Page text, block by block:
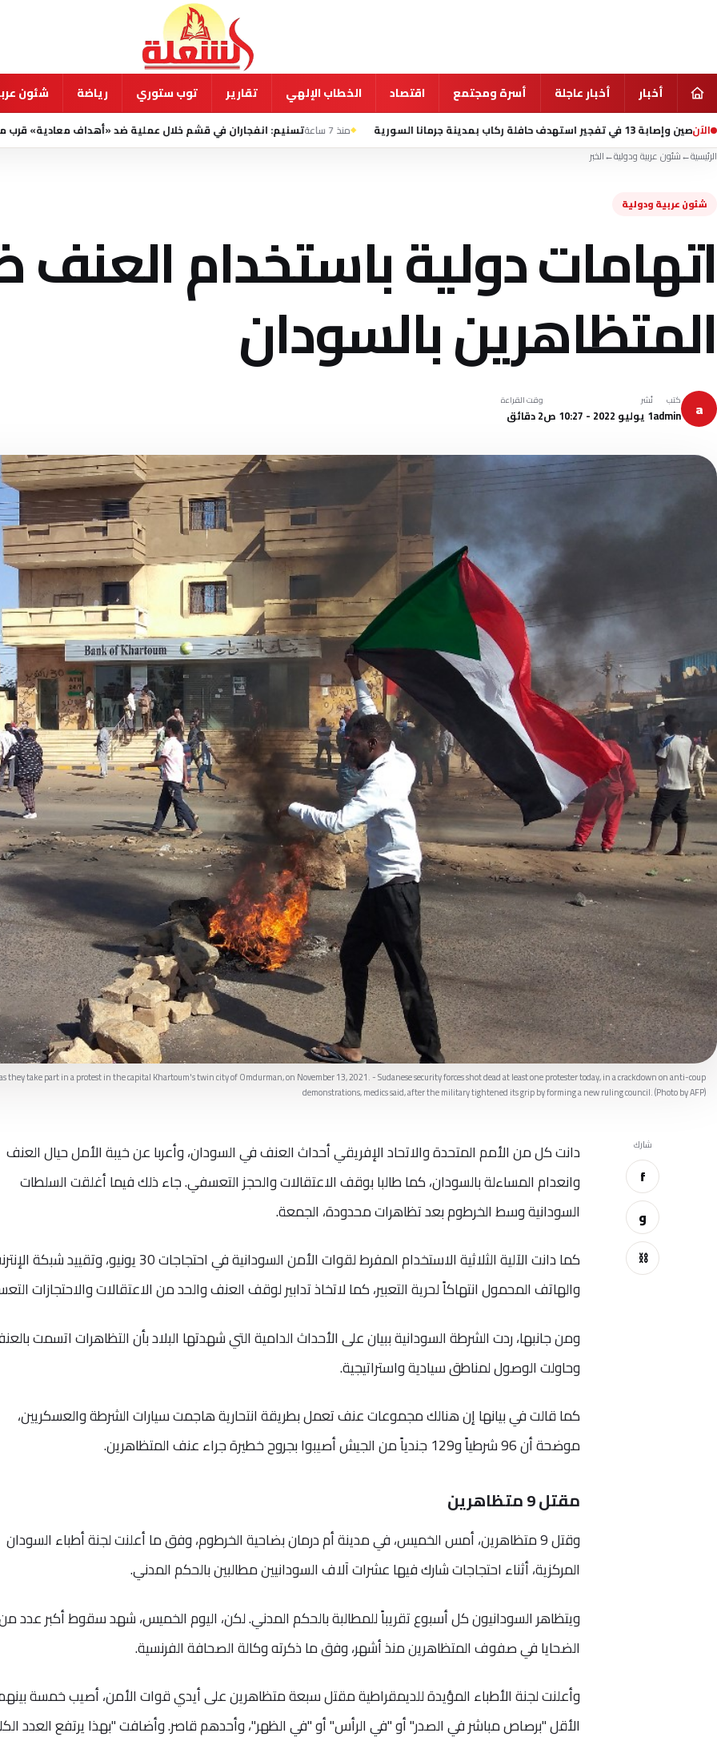
أخبار أخبار عاجلة أسرة ومجتمع اقتصاد الخطاب الإلهي تقارير توب ستوري رياضة شئون
الآن منذ 7 ساعة تسنيم: انفجاران في قشم خلال عملية ضد «أهداف معادية» قرب مضيق هرمز منذ 8
الرئيسية←شئون عربية ودولية←الخبر
شئون عربية ودولية
اتهامات دولية باستخدام
المتظاهرين بالسودان
a كتب
admin
نُشر
1 يوليو 2022 - 10:27 ص
وقت القراءة
2 دقائق
they take part in a protest in the capital Khartoum's twin city of Omdurman, on November 13, 2021. - Sudanese security forces shot dead at least one protester today, in a crackdown on anti-coup
demonstrations, medics said, after the military tightened its grip by forming a new ruling council. (Photo by AFP)
شارك
f
و
⛓
دانت كل من الأمم المتحدة والاتحاد الإفريقي أحداث العنف في السودان، وأعربا عن خيبة الأمل حيال العنف
وانعدام المساءلة بالسودان، كما طالبا بوقف الاعتقالات والحجز التعسفي. جاء ذلك فيما أغلقت السلطات
السودانية وسط الخرطوم بعد تظاهرات محدودة، الجمعة.
كما دانت الآلية الثلاثية الاستخدام المفرط لقوات الأمن السودانية في احتجاجات 30 يونيو، وتقييد
والهاتف المحمول انتهاكاً لحرية التعبير، كما لاتخاذ تدابير لوقف العنف والحد من الاعتقالات والاحتجازات
ومن جانبها، ردت الشرطة السودانية ببيان على الأحداث الدامية التي شهدتها البلاد بأن التظاهرات اتسمت
وحاولت الوصول لمناطق سيادية واستراتيجية.
كما قالت في بيانها إن هنالك مجموعات عنف تعمل بطريقة انتحارية هاجمت سيارات الشرطة والعسكريين،
موضحة أن 96 شرطياً و129 جندياً من الجيش أصيبوا بجروح خطيرة جراء عنف المتظاهرين.
مقتل 9 متظاهرين
وقتل 9 متظاهرين، أمس الخميس، في مدينة أم درمان بضاحية الخرطوم، وفق ما أعلنت لجنة أطباء السودان
المركزية، أثناء احتجاجات شارك فيها عشرات آلاف السودانيين مطالبين بالحكم المدني.
ويتظاهر السودانيون كل أسبوع تقريباً للمطالبة بالحكم المدني. لكن، اليوم الخميس، شهد سقوط أكبر عدد
الضحايا في صفوف المتظاهرين منذ أشهر، وفق ما ذكرته وكالة الصحافة الفرنسية.
وأعلنت لجنة الأطباء المؤيدة للديمقراطية مقتل سبعة متظاهرين على أيدي قوات الأمن، أصيب خمسة
الأقل "برصاص مباشر في الصدر" أو "في الرأس" أو "في الظهر"، وأحدهم قاصر. وأضافت "بهذا يرتفع العدد